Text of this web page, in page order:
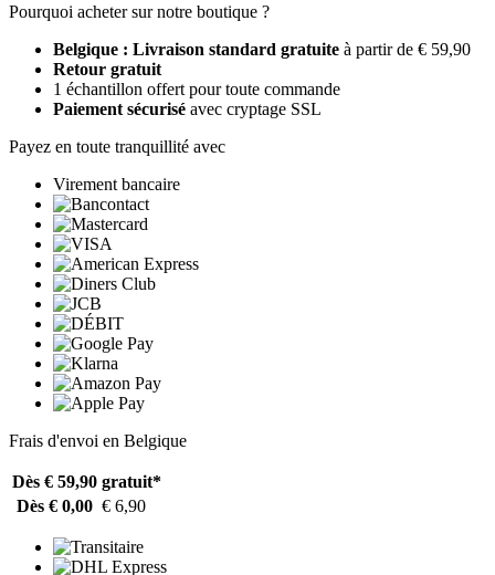
Pourquoi acheter sur notre boutique ?
Belgique : Livraison standard gratuite à partir de € 59,90
Retour gratuit
1 échantillon offert pour toute commande
Paiement sécurisé avec cryptage SSL
Payez en toute tranquillité avec
Virement bancaire
Frais d'envoi en Belgique
Dès € 59,90 gratuit*
Dès € 0,00 € 6,90